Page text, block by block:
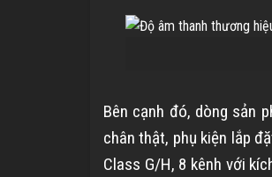
Bên cạnh đó, dòng sản
chân thật, phụ kiện lắp
Class G/H, 8 kênh với